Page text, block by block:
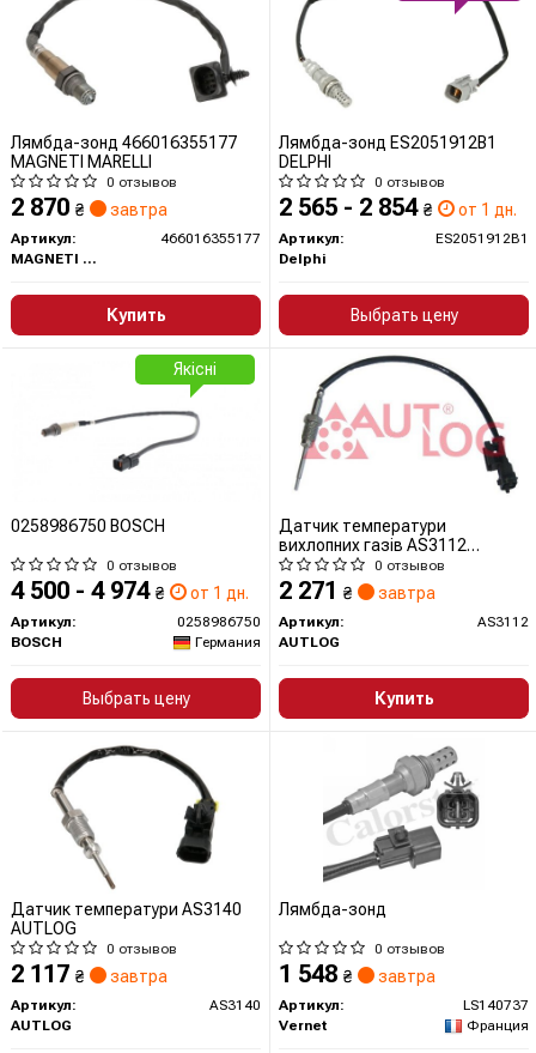
Лямбда-зонд 466016355177
MAGNETI MARELLI
0 отзывов
2 870 ₴ завтра
Артикул:
466016355177
MAGNETI MARELLI
Купить
Лямбда-зонд ES2051912B1
DELPHI
0 отзывов
2 565 - 2 854 ₴ от 1 дн.
Артикул:
ES2051912B1
Delphi
Выбрать цену
0258986750 BOSCH
0 отзывов
4 500 - 4 974 ₴ от 1 дн.
Артикул:
0258986750
BOSCH
Германия
Выбрать цену
Якісні
Датчик температури
вихлопних газів AS3112
AUTLOG
0 отзывов
2 271 ₴ завтра
Артикул:
AS3112
AUTLOG
Купить
Датчик температури AS3140
AUTLOG
0 отзывов
2 117 ₴ завтра
Артикул:
AS3140
AUTLOG
Лямбда-зонд
0 отзывов
1 548 ₴ завтра
Артикул:
LS140737
Vernet
Франция